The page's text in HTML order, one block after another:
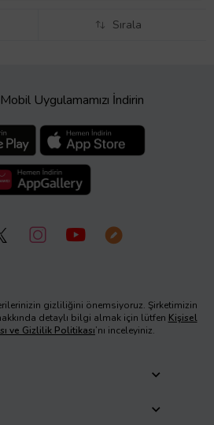
Sırala
Uygulamamızı İndirin
gizliliğini önemsiyoruz. Şirketimizin
detaylı bilgi almak için lütfen Kişisel
ve Gizlilik Politikası’nı inceleyiniz.